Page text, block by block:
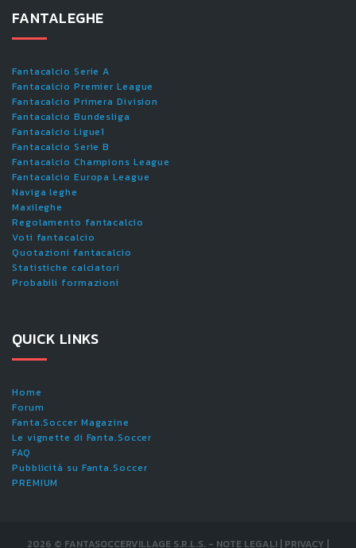
FANTALEGHE
Fantacalcio Serie A
Fantacalcio Premier League
Fantacalcio Primera Division
Fantacalcio Bundesliga
Fantacalcio Ligue1
Fantacalcio Serie B
Fantacalcio Champions League
Fantacalcio Europa League
Naviga leghe
Maxileghe
Regolamento fantacalcio
Voti fantacalcio
Quotazioni fantacalcio
Statistiche calciatori
Probabili formazioni
QUICK LINKS
Home
Forum
Fanta.Soccer Magazine
Le vignette di Fanta.Soccer
FAQ
Pubblicità su Fanta.Soccer
PREMIUM
2026 © FANTASOCCERVILLAGE S.R.L.S. - NOTE LEGALI | PRIVACY |